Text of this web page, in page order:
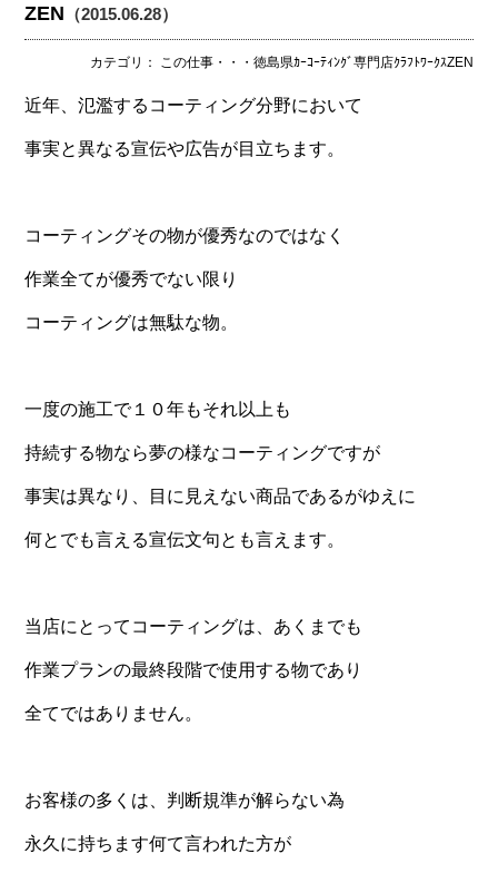
ZEN （2015.06.28）
カテゴリ： この仕事・・・徳島県ｶｰｺｰﾃｨﾝｸﾞ専門店ｸﾗﾌﾄﾜｰｸｽZEN
近年、氾濫するコーティング分野において
事実と異なる宣伝や広告が目立ちます。
コーティングその物が優秀なのではなく
作業全てが優秀でない限り
コーティングは無駄な物。
一度の施工で１０年もそれ以上も
持続する物なら夢の様なコーティングですが
事実は異なり、目に見えない商品であるがゆえに
何とでも言える宣伝文句とも言えます。
当店にとってコーティングは、あくまでも
作業プランの最終段階で使用する物であり
全てではありません。
お客様の多くは、判断規準が解らない為
永久に持ちます何て言われた方が